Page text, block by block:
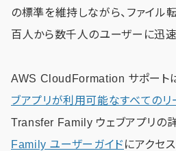
の標準を維持しながら、ファイル
百人から数千人のユーザーに迅速
AWS CloudFormation サポートは
ブアプリが利用可能なすべてのリ
Transfer Family ウェブアプリの詳
Family ユーザーガイド にアクセ